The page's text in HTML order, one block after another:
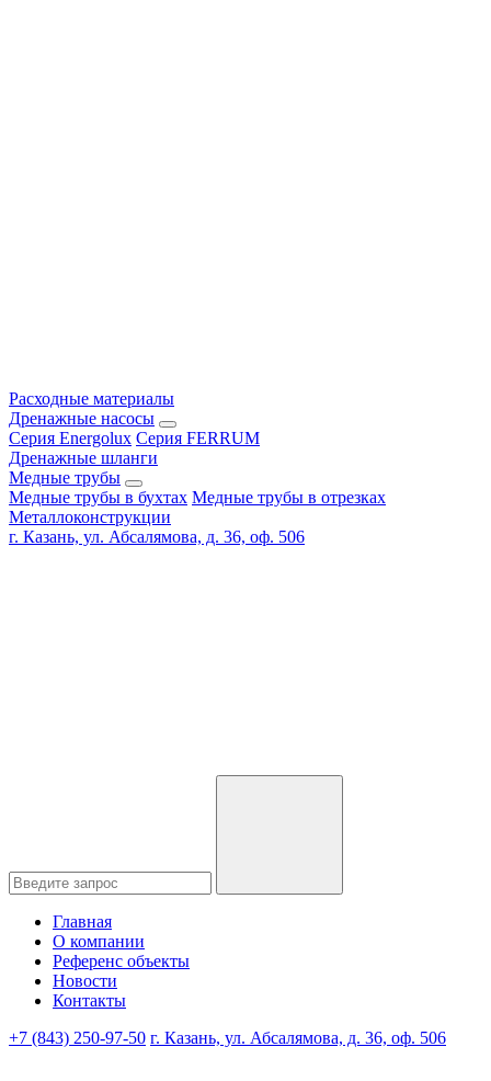
Расходные материалы
Дренажные насосы
Серия Energolux Серия FERRUM
Дренажные шланги
Медные трубы
Медные трубы в бухтах Медные трубы в отрезках
Металлоконструкции
г. Казань, ул. Абсалямова, д. 36, оф. 506
Главная
О компании
Референс объекты
Новости
Контакты
+7 (843) 250-97-50 г. Казань, ул. Абсалямова, д. 36, оф. 506